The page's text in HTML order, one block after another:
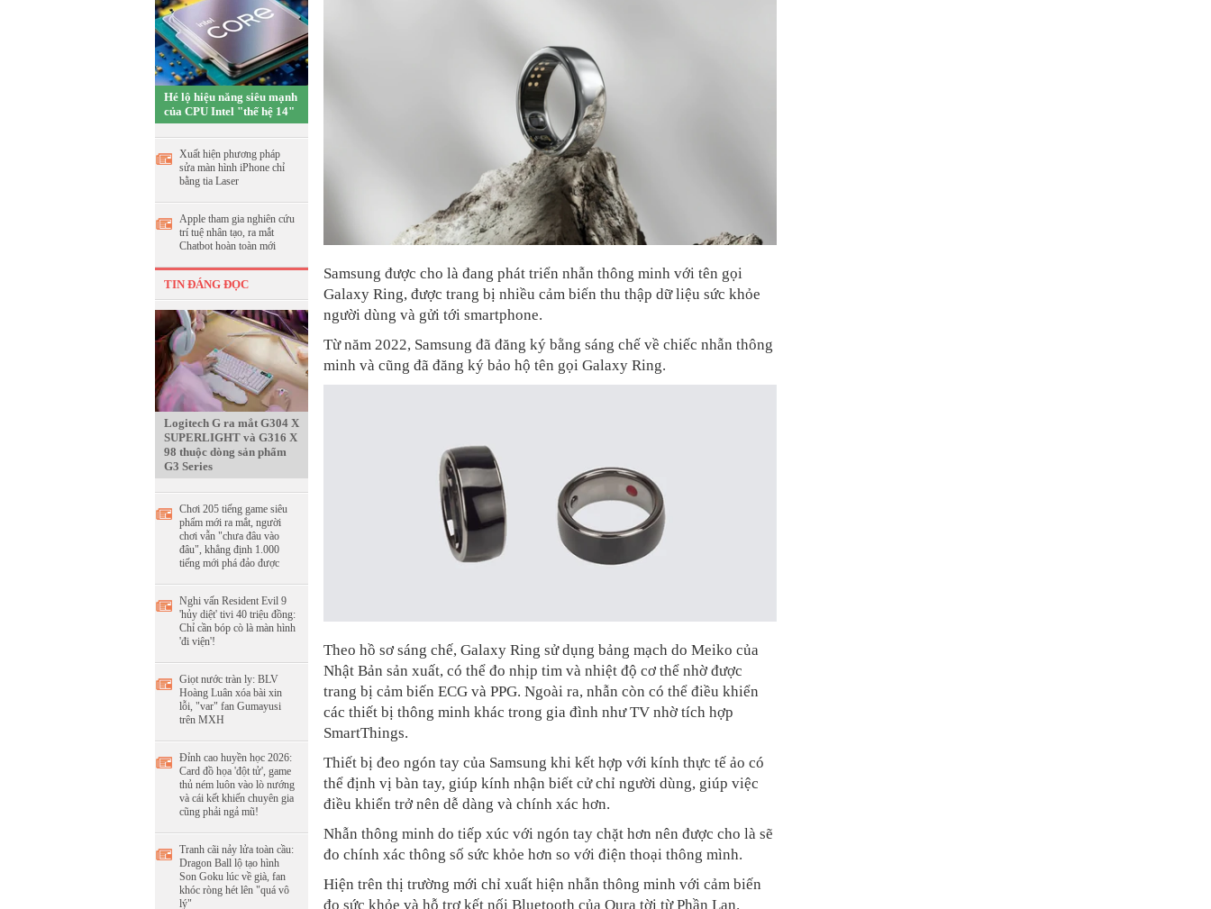
Hé lộ hiệu năng siêu mạnh
của CPU Intel "thế hệ 14"
Xuất hiện phương pháp
sửa màn hình iPhone chỉ
bằng tia Laser
Apple tham gia nghiên cứu
trí tuệ nhân tạo, ra mắt
Chatbot hoàn toàn mới
TIN ĐÁNG ĐỌC
Logitech G ra mắt G304 X
SUPERLIGHT và G316 X
98 thuộc dòng sản phẩm
G3 Series
Chơi 205 tiếng game siêu
phẩm mới ra mắt, người
chơi vẫn "chưa đâu vào
đâu", khẳng định 1.000
tiếng mới phá đảo được
Nghi vấn Resident Evil 9
'hủy diệt' tivi 40 triệu đồng:
Chỉ cần bóp cò là màn hình
'đi viện'!
Giọt nước tràn ly: BLV
Hoàng Luân xóa bài xin
lỗi, "var" fan Gumayusi
trên MXH
Đỉnh cao huyền học 2026:
Card đồ họa 'đột tử', game
thủ ném luôn vào lò nướng
và cái kết khiến chuyên gia
cũng phải ngả mũ!
Tranh cãi nảy lửa toàn cầu:
Dragon Ball lộ tạo hình
Son Goku lúc về già, fan
khóc ròng hét lên "quá vô
lý"
Samsung được cho là đang phát triển nhẫn thông minh với tên gọi
Galaxy Ring, được trang bị nhiều cảm biến thu thập dữ liệu sức khỏe
người dùng và gửi tới smartphone.
Từ năm 2022, Samsung đã đăng ký bằng sáng chế về chiếc nhẫn thông
minh và cũng đã đăng ký bảo hộ tên gọi Galaxy Ring.
Theo hồ sơ sáng chế, Galaxy Ring sử dụng bảng mạch do Meiko của
Nhật Bản sản xuất, có thể đo nhịp tim và nhiệt độ cơ thể nhờ được
trang bị cảm biến ECG và PPG. Ngoài ra, nhẫn còn có thể điều khiển
các thiết bị thông minh khác trong gia đình như TV nhờ tích hợp
SmartThings.
Thiết bị đeo ngón tay của Samsung khi kết hợp với kính thực tế ảo có
thể định vị bàn tay, giúp kính nhận biết cử chỉ người dùng, giúp việc
điều khiển trở nên dễ dàng và chính xác hơn.
Nhẫn thông minh do tiếp xúc với ngón tay chặt hơn nên được cho là sẽ
đo chính xác thông số sức khỏe hơn so với điện thoại thông mình.
Hiện trên thị trường mới chỉ xuất hiện nhẫn thông minh với cảm biến
đo sức khỏe và hỗ trợ kết nối Bluetooth của Oura tời từ Phần Lan.